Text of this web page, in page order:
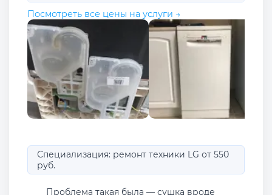
Посмотреть все цены на услуги →
Специализация: ремонт техники LG от 550
руб.
Проблема такая была — сушка вроде